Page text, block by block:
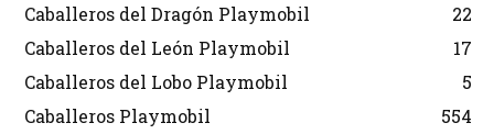
Caballeros del Dragón Playmobil
22
Caballeros del León Playmobil
17
Caballeros del Lobo Playmobil
5
Caballeros Playmobil
554